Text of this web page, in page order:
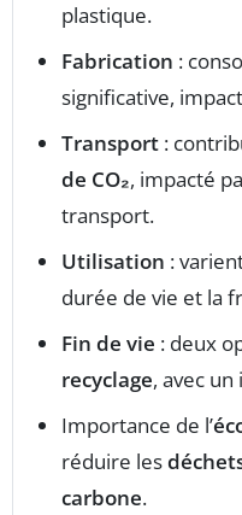
plastique.
Fabrication :
significative,
Transport :
de CO₂, impacté
transport.
Utilisation :
durée de vie et la
Fin de vie : deux
recyclage, avec
Importance de l’
réduire les
carbone.